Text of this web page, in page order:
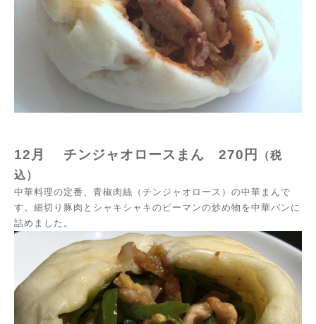
12月 チンジャオロースまん 270円
（税
込）
中華料理の定番、青椒肉絲（チンジャオロース）の中華まんで
す。細切り豚肉とシャキシャキのピーマンの炒め物を中華パンに
詰めました。